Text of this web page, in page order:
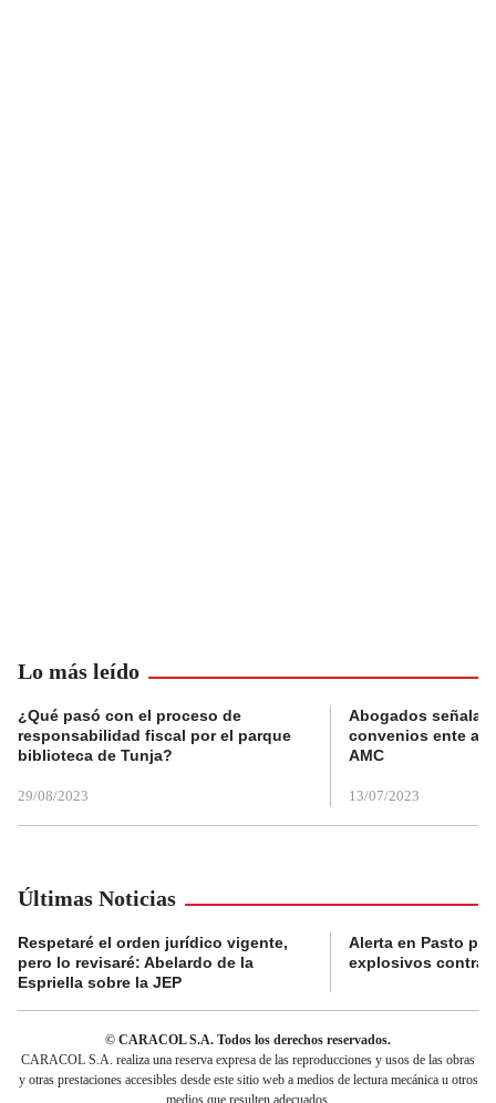
Lo más leído
¿Qué pasó con el proceso de
responsabilidad fiscal por el parque
biblioteca de Tunja?
29/08/2023
Abogados
convenios ente
AMC
13/07/2023
Últimas Noticias
Respetaré el orden jurídico vigente,
pero lo revisaré: Abelardo de la
Espriella sobre la JEP
Alerta en Pasto
explosivos contra
© CARACOL S.A. Todos los derechos reservados.
CARACOL S.A. realiza una reserva expresa de las reproducciones y usos de las obras
y otras prestaciones accesibles desde este sitio web a medios de lectura mecánica u otros
medios que resulten adecuados.